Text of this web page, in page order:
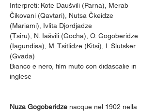
Interpreti: Kote Daušvili (Parna), Merab
Čikovani (Qavtari), Nutsa Čkeidze
(Mariami), Ivlita Djordjadze
(Tsiru), N. Iašvili (Gocha), O. Gogoberidze
(Iagundisa), M. Tsitlidze (Kitsi), I. Slutsker
(Gvada)
Bianco e nero, film muto con didascalie in
inglese
Nuza Gogoberidze nacque nel 1902 nella